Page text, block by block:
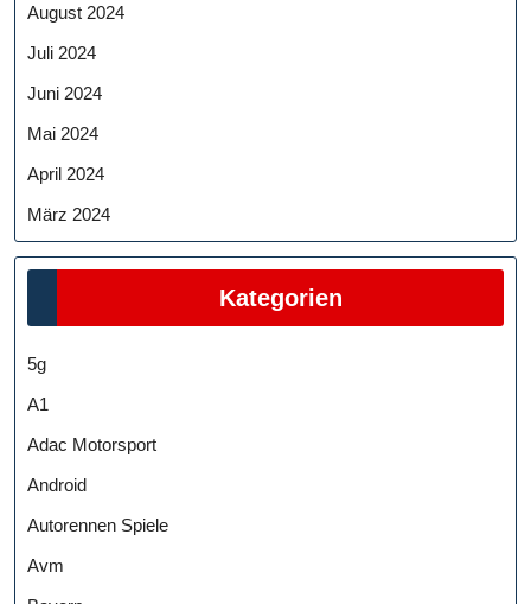
August 2024
Juli 2024
Juni 2024
Mai 2024
April 2024
März 2024
Kategorien
5g
A1
Adac Motorsport
Android
Autorennen Spiele
Avm